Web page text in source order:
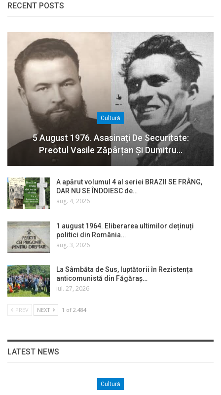
RECENT POSTS
Cultură
5 August 1976. Asasinați De Securitate:
Preotul Vasile Zăpârțan Și Dumitru…
A apărut volumul 4 al seriei BRAZII SE FRÂNG,
DAR NU SE ÎNDOIESC de…
aug. 4, 2026
1 august 1964. Eliberarea ultimilor deținuți
politici din România…
aug. 3, 2026
La Sâmbăta de Sus, luptătorii în Rezistența
anticomunistă din Făgăraș…
iul. 27, 2026
PREV NEXT 1 of 2.484
LATEST NEWS
Cultură